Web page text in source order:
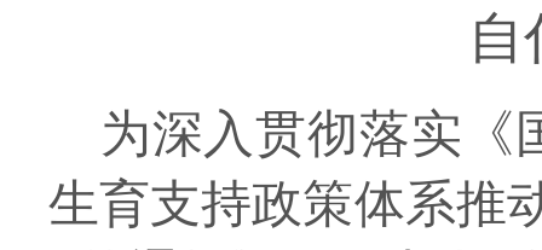
自
为深入贯彻落实《
生育支持政策体系推